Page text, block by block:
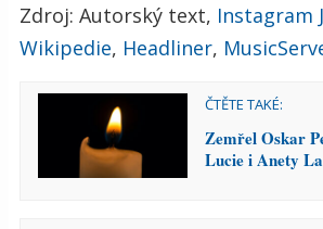
Zdroj: Autorský text, Instagram
Wikipedie, Headliner,
ČTĚTE TAKÉ:
Zemřel Oskar
Lucie i Anety